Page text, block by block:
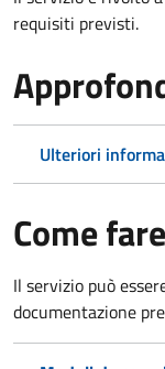
requisiti previsti.
Ulteriori
Come fare
Il servizio può
documentazione